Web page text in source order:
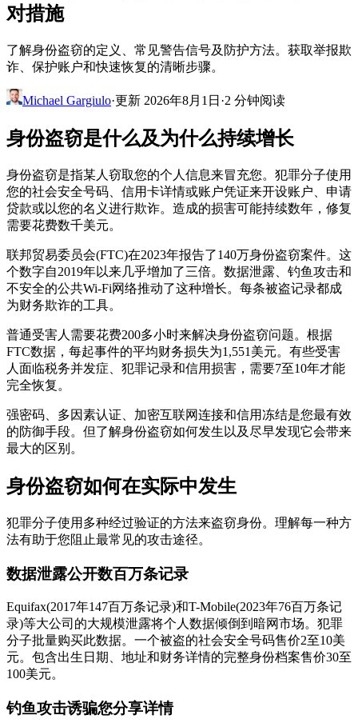
对措施
了解身份盗窃的定义、常见警告信号及防护方法。获取举报欺
诈、保护账户和快速恢复的清晰步骤。
Michael Gargiulo·更新 2026年8月1日 ·2 分钟阅读
身份盗窃是什么及为什么持续增长
身份盗窃是指某人窃取您的个人信息来冒充您。犯罪分子使用
您的社会安全号码、信用卡详情或账户凭证来开设账户、申请
贷款或以您的名义进行欺诈。造成的损害可能持续数年，修复
需要花费数千美元。
联邦贸易委员会(FTC)在2023年报告了140万身份盗窃案件。这
个数字自2019年以来几乎增加了三倍。数据泄露、钓鱼攻击和
不安全的公共Wi-Fi网络推动了这种增长。每条被盗记录都成
为财务欺诈的工具。
普通受害人需要花费200多小时来解决身份盗窃问题。根据
FTC数据，每起事件的平均财务损失为1,551美元。有些受害
人面临税务并发症、犯罪记录和信用损害，需要7至10年才能
完全恢复。
强密码、多因素认证、加密互联网连接和信用冻结是您最有效
的防御手段。但了解身份盗窃如何发生以及尽早发现它会带来
最大的区别。
身份盗窃如何在实际中发生
犯罪分子使用多种经过验证的方法来盗窃身份。理解每一种方
法有助于您阻止最常见的攻击途径。
数据泄露公开数百万条记录
Equifax(2017年147百万条记录)和T-Mobile(2023年76百万条记
录)等大公司的大规模泄露将个人数据倾倒到暗网市场。犯罪
分子批量购买此数据。一个被盗的社会安全号码售价2至10美
元。包含出生日期、地址和财务详情的完整身份档案售价30至
100美元。
钓鱼攻击诱骗您分享详情